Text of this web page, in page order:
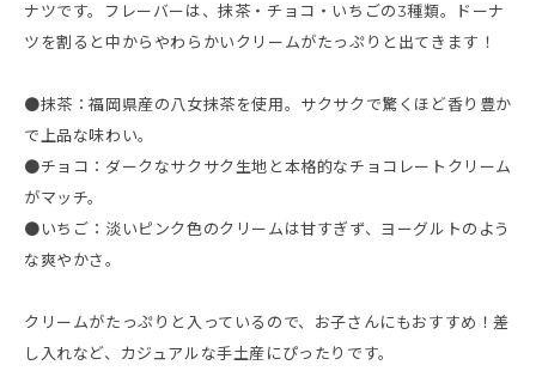
ナツです。フレーバーは、抹茶・チョコ・いちごの3種類。ドーナ
ツを割ると中からやわらかいクリームがたっぷりと出てきます！
●抹茶：福岡県産の八女抹茶を使用。サクサクで驚くほど香り豊か
で上品な味わい。
●チョコ：ダークなサクサク生地と本格的なチョコレートクリーム
がマッチ。
●いちご：淡いピンク色のクリームは甘すぎず、ヨーグルトのよう
な爽やかさ。
クリームがたっぷりと入っているので、お子さんにもおすすめ！差
し入れなど、カジュアルな手土産にぴったりです。